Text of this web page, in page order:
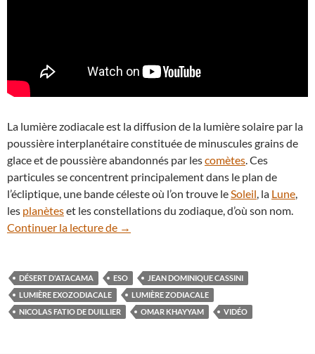
La lumière zodiacale est la diffusion de la lumière solaire par la
poussière interplanétaire constituée de minuscules grains de
glace et de poussière abandonnés par lescomètes. Ces
particules se concentrent principalement dans le plan de
l’écliptique, une bande céleste où l’on trouve leSoleil, la Lune,
les planèteset les constellations du zodiaque, d’où son nom.
Continuer la lecture de En vidéo : la lumière zodiacale dans le
→
DÉSERT D'ATACAMA ESO
JEAN DOMINIQUE CASSINI
LUMIÈRE EXOZODIACALE
LUMIÈRE ZODIACALE
NICOLAS FATIO DE DUILLIER
OMAR KHAYYAM VIDÉO